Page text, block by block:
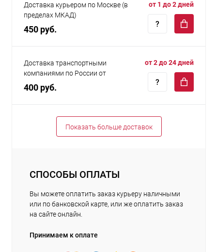
Доставка курьером по Москве (в
пределах МКАД)
450 руб.
от 1 до 2 дней
Доставка транспортными
компаниями по России от
400 руб.
от 2 до 24 дней
Показать больше доставок
СПОСОБЫ ОПЛАТЫ
Вы можете оплатить заказ курьеру наличными
или по банковской карте, или же оплатить заказ
на сайте онлайн.
Принимаем к оплате